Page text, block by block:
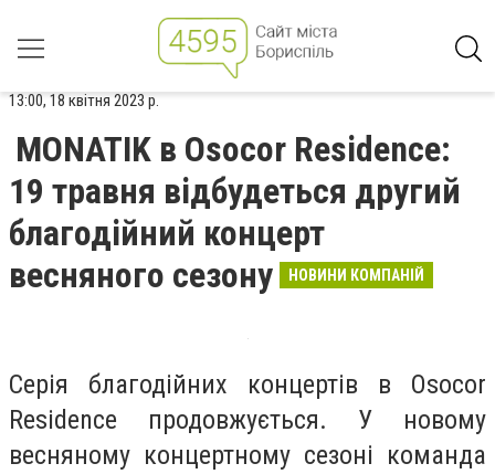
13:00, 18 квітня 2023 р.
MONATIK в Osocor Residence:
19 травня відбудеться другий
благодійний концерт
весняного сезону
НОВИНИ КОМПАНІЙ
Серія благодійних концертів в Osocor
Residence продовжується. У новому
весняному концертному сезоні команда